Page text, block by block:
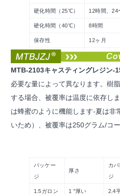
硬化時間（25℃） 12時間、24
硬化時間（40℃） 8時間
保存性 12ヶ月
パッキャゲ
25オンス
15 kgs、
MTB-2103キャスティングレジン-
必要な量によって異なります。樹
する場合、被覆率は温度に依存し
は蜂蜜のように機能します-夏は非
いため）、被覆率は250グラム/コ
パッケー
ジ
厚さ
カ
ジ
1.5ガロン 1 "厚い 2.4